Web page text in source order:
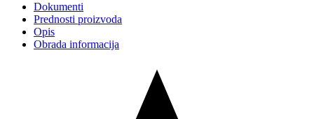
Dokumenti
Prednosti proizvoda
Opis
Obrada informacija